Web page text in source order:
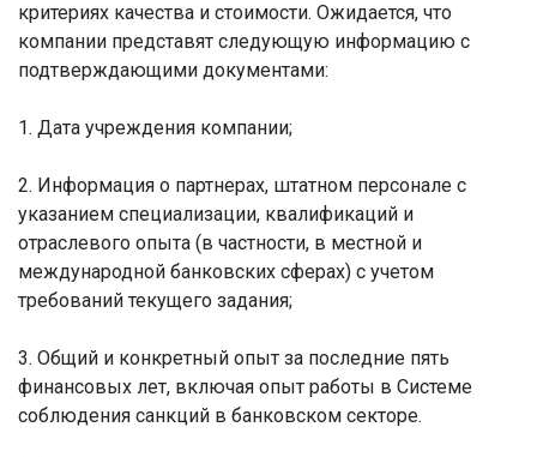
критериях качества и стоимости. Ожидается, что
компании представят следующую информацию с
подтверждающими документами:
1. Дата учреждения компании;
2. Информация о партнерах, штатном персонале с
указанием специализации, квалификаций и
отраслевого опыта (в частности, в местной и
международной банковских сферах) с учетом
требований текущего задания;
3. Общий и конкретный опыт за последние пять
финансовых лет, включая опыт работы в Системе
соблюдения санкций в банковском секторе.